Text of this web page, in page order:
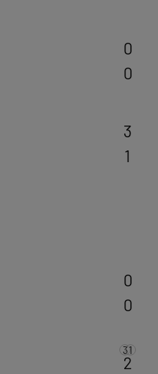
0
0
3
1
0
0
3
2
1